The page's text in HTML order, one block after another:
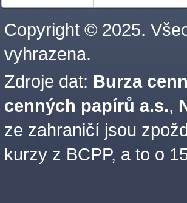
Copyright © 2025.
vyhrazena.
Zdroje dat: Burza
cenných papírů a.s.,
ze zahraničí jsou
kurzy z BCPP, a to o